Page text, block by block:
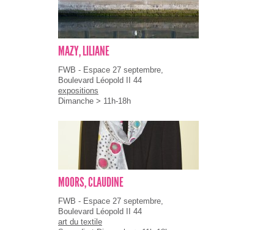
MAZY, LILIANE
FWB - Espace 27 septembre,
Boulevard Léopold II 44
expositions
Dimanche > 11h-18h
MOORS, CLAUDINE
FWB - Espace 27 septembre,
Boulevard Léopold II 44
art du textile